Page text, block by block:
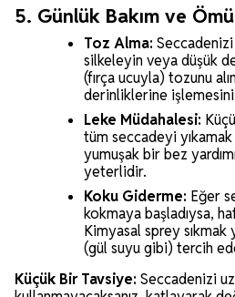
5. Günlük Bakım ve
Toz Alma:
silkeleyin veya düşük
(fırça ucuyla) tozunu
derinliklerine
Leke Müdahalesi:
tüm seccadeyi
yumuşak bir bez
yeterlidir.
Koku Giderme: Eğer
kokmaya başladıysa,
Kimyasal sprey
(gül suyu gibi) tercih
Küçük Bir Tavsiye: Seccadenizi